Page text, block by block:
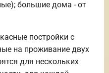
большие дома - от
постройки с
на проживание двух
для нескольких